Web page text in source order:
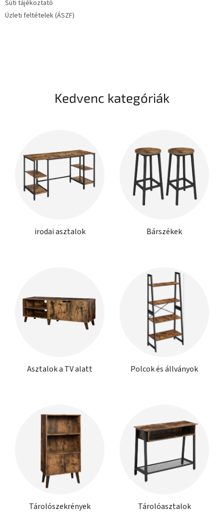
Süti tájékoztató
Üzleti feltételek (ÁSZF)
Kedvenc kategóriák
irodai asztalok Bárszékek
Asztalok a TV alatt Polcok és állványok
Tárolószekrények Tárolóasztalok